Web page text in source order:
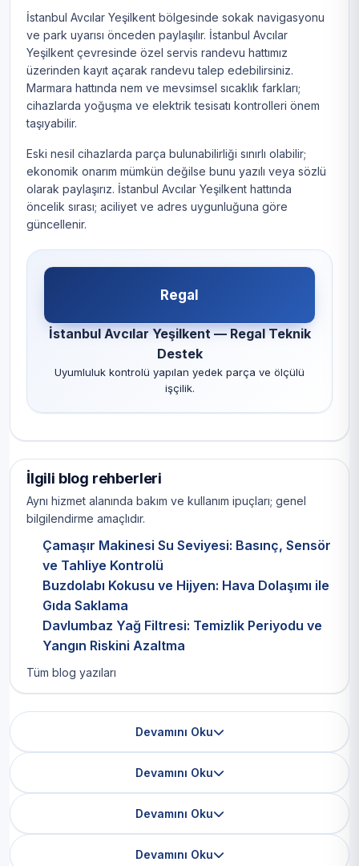
İstanbul Avcılar Yeşilkent bölgesinde sokak navigasyonu
ve park uyarısı önceden paylaşılır. İstanbul Avcılar
Yeşilkent çevresinde özel servis randevu hattımız
üzerinden kayıt açarak randevu talep edebilirsiniz.
Marmara hattında nem ve mevsimsel sıcaklık farkları;
cihazlarda yoğuşma ve elektrik tesisatı kontrolleri önem
taşıyabilir.
Eski nesil cihazlarda parça bulunabilirliği sınırlı olabilir;
ekonomik onarım mümkün değilse bunu yazılı veya sözlü
olarak paylaşırız. İstanbul Avcılar Yeşilkent hattında
öncelik sırası; aciliyet ve adres uygunluğuna göre
güncellenir.
Regal
İstanbul Avcılar Yeşilkent — Regal Teknik
Destek
Uyumluluk kontrolü yapılan yedek parça ve ölçülü
işçilik.
İlgili blog rehberleri
Aynı hizmet alanında bakım ve kullanım ipuçları; genel
bilgilendirme amaçlıdır.
Çamaşır Makinesi Su Seviyesi: Basınç, Sensör
ve Tahliye Kontrolü
Buzdolabı Kokusu ve Hijyen: Hava Dolaşımı ile
Gıda Saklama
Davlumbaz Yağ Filtresi: Temizlik Periyodu ve
Yangın Riskini Azaltma
Tüm blog yazıları
Devamını Oku
Devamını Oku
Devamını Oku
Devamını Oku